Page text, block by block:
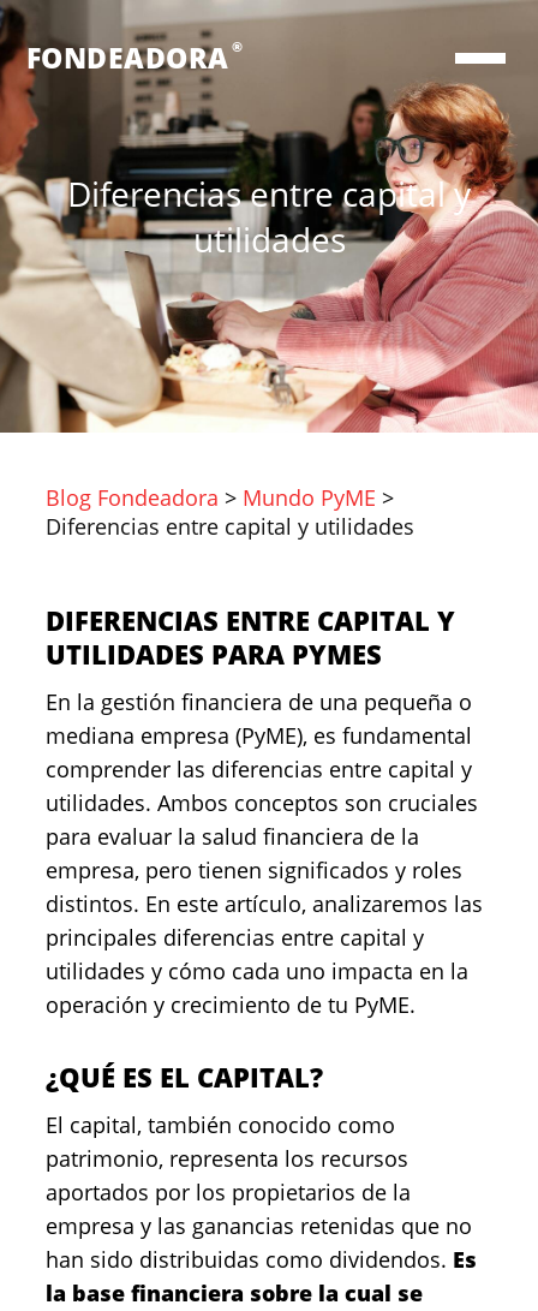
FONDEADORA ®
Diferencias entre capital y
utilidades
Blog Fondeadora > Mundo PyME >
Diferencias entre capital y utilidades
DIFERENCIAS ENTRE CAPITAL Y
UTILIDADES PARA PYMES
En la gestión financiera de una pequeña o
mediana empresa (PyME), es fundamental
comprender las diferencias entre capital y
utilidades. Ambos conceptos son cruciales
para evaluar la salud financiera de la
empresa, pero tienen significados y roles
distintos. En este artículo, analizaremos las
principales diferencias entre capital y
utilidades y cómo cada uno impacta en la
operación y crecimiento de tu PyME.
¿QUÉ ES EL CAPITAL?
El capital, también conocido como
patrimonio, representa los recursos
aportados por los propietarios de la
empresa y las ganancias retenidas que no
han sido distribuidas como dividendos. Es
la base financiera sobre la cual se